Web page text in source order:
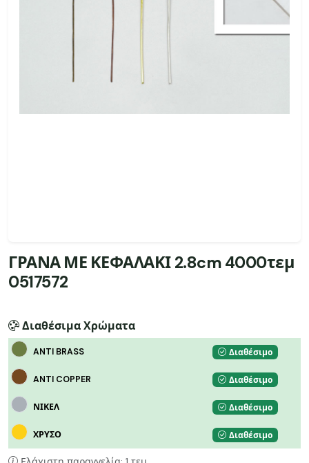
ΓΡΑΝΑ ΜΕ ΚΕΦΑΛΑΚΙ 2.8cm 4000τεμ
0517572
Διαθέσιμα Χρώματα
ANTI BRASS Διαθέσιμο
ANTI COPPER Διαθέσιμο
ΝΙΚΕΛ Διαθέσιμο
ΧΡΥΣΟ Διαθέσιμο